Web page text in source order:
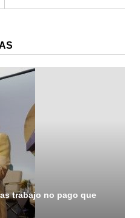
trabajo no pago que